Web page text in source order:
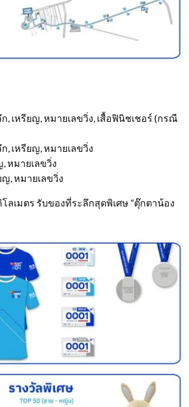
, เหรียญ, หมายเลขวิ่ง, เสื้อฟินิชเชอร์ (กรณี
, เหรียญ, หมายเลขวิ่ง
หมายเลขวิ่ง
ญ, หมายเลขวิ่ง
ลเมตร รับของที่ระลึกสุดพิเศษ “ตุ๊กตาน้อง